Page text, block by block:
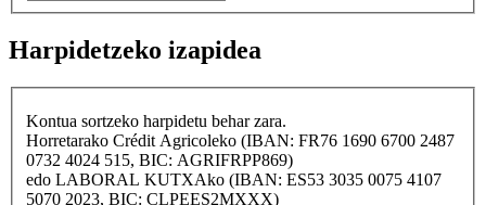
Harpidetzeko izapidea
Kontua sortzeko harpidetu behar zara.
Horretarako Crédit Agricoleko (IBAN: FR76 1690 6700 2487
0732 4024 515, BIC: AGRIFRPP869)
edo LABORAL KUTXAko (IBAN: ES53 3035 0075 4107
5070 2023, BIC: CLPEES2MXXX)